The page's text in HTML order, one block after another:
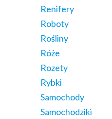
Renifery
Roboty
Rośliny
Róże
Rozety
Rybki
Samochody
Samochodziki